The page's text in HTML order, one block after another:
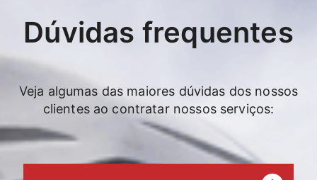
Dúvidas frequentes
Veja algumas das maiores dúvidas dos nossos
clientes ao contratar nossos serviços: